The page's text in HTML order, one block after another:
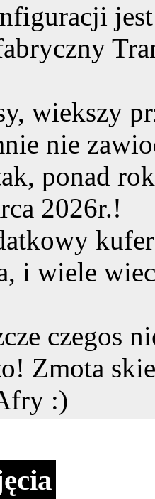
wiekszy
nie
ponad
2026r.!
i wiele
czegos
Zmota
:)